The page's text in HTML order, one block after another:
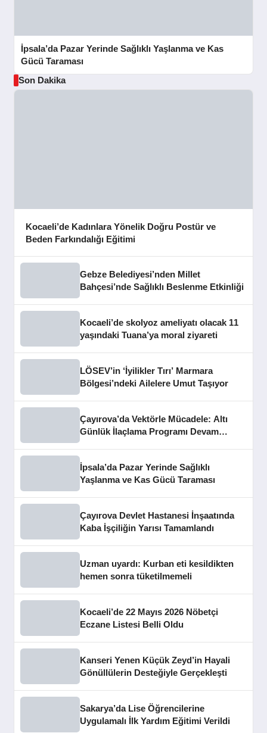
İpsala’da Pazar Yerinde Sağlıklı Yaşlanma ve Kas
Gücü Taraması
Son Dakika
Kocaeli’de Kadınlara Yönelik Doğru Postür ve
Beden Farkındalığı Eğitimi
Gebze Belediyesi’nden Millet
Bahçesi’nde Sağlıklı Beslenme Etkinliği
Kocaeli’de skolyoz ameliyatı olacak 11
yaşındaki Tuana’ya moral ziyareti
LÖSEV’in ‘İyilikler Tırı’ Marmara
Bölgesi’ndeki Ailelere Umut Taşıyor
Çayırova’da Vektörle Mücadele: Altı
Günlük İlaçlama Programı Devam
İpsala’da Pazar Yerinde Sağlıklı
Yaşlanma ve Kas Gücü Taraması
Çayırova Devlet Hastanesi İnşaatında
Kaba İşçiliğin Yarısı Tamamlandı
Uzman uyardı: Kurban eti kesildikten
hemen sonra tüketilmemeli
Kocaeli’de 22 Mayıs 2026 Nöbetçi
Eczane Listesi Belli Oldu
Kanseri Yenen Küçük Zeyd’in Hayali
Gönüllülerin Desteğiyle Gerçekleşti
Sakarya’da Lise Öğrencilerine
Uygulamalı İlk Yardım Eğitimi Verildi